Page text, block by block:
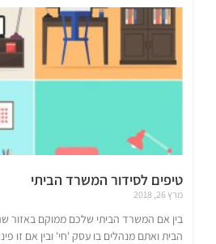
טיפים לסידור המשרד הביתי
מרץ 26, 2018
בין אם המשרד הביתי שלכם ממוקם באזור
הבית ואתם מנהלים בו עסק 'חי' ובין אם זו